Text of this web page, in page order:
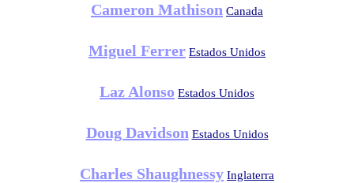
Cameron Mathison Canada
Miguel Ferrer Estados Unidos
Laz Alonso Estados Unidos
Doug Davidson Estados Unidos
Charles Shaughnessy Inglaterra